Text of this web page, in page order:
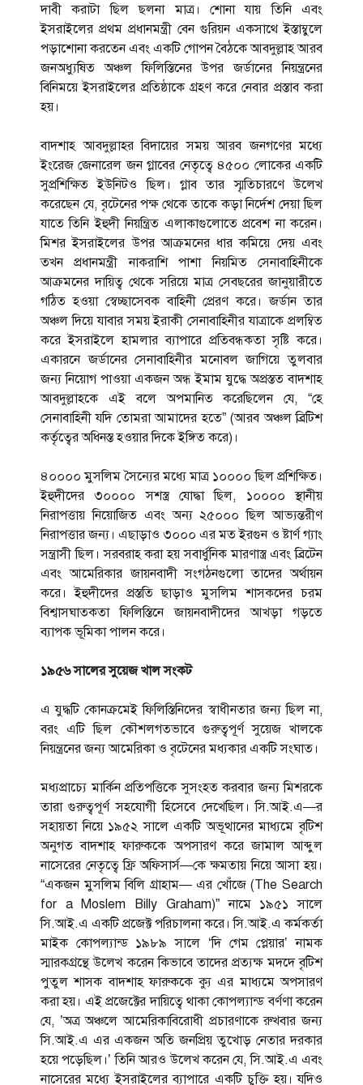
দাবী করাটা ছিল ছলনা মাত্র। শোনা যায় তিনি এবং
ইসরাইলের প্রথম প্রধানমন্ত্রী বেন গুরিয়ন একসাথে ইস্তাম্বুলে
পড়াশোনা করতেন এবং একটি গোপন বৈঠকে আবদুল্লাহ আরব
জনঅধ্যুষিত অঞ্চল ফিলিস্তিনের উপর জর্ডানের নিয়ন্ত্রনের
বিনিময়ে ইসরাইলের প্রতিষ্ঠাকে গ্রহণ করে নেবার প্রস্তাব করা
হয়।
বাদশাহ আবদুল্লাহর বিদায়ের সময় আরব জনগণের মধ্যে
ইংরেজ জেনারেল জন গ্লাবের নেতৃত্বে ৪৫০০ লোকের একটি
সুপ্রশিক্ষিত ইউনিটও ছিল। গ্লাব তার স্মৃতিচারণে উলে­খ
করেছেন যে, বৃটেনের পক্ষ থেকে তাকে কড়া নির্দেশ দেয়া ছিল
যাতে তিনি ইহুদী নিয়ন্ত্রিত এলাকাগুলোতে প্রবেশ না করেন।
মিশর ইসরাইলের উপর আক্রমনের ধার কমিয়ে দেয় এবং
তখন প্রধানমন্ত্রী নাকরাশি পাশা নিয়মিত সেনাবাহিনীকে
আক্রমনের দায়িত্ব থেকে সরিয়ে মাত্র সেবছরের জানুয়ারীতে
গঠিত হওয়া স্বেচ্ছাসেবক বাহিনী প্রেরণ করে। জর্ডান তার
অঞ্চল দিয়ে যাবার সময় ইরাকী সেনাবাহিনীর যাত্রাকে প্রলম্বিত
করে ইসরাইলে হামলার ব্যাপারে প্রতিবন্ধকতা সৃষ্টি করে।
একারনে জর্ডানের সেনাবাহিনীর মনোবল জাগিয়ে তুলবার
জন্য নিয়োগ পাওয়া একজন অন্ধ ইমাম যুদ্ধে অপ্রস্তত বাদশাহ
আবদুল্লাহকে এই বলে অপমানিত করেছিলেন যে, “হে
সেনাবাহিনী যদি তোমরা আমাদের হতে” (আরব অঞ্চল ব্রিটিশ
কর্তৃত্বের অধিনস্ত হওয়ার দিকে ইঙ্গিত করে)।
৪০০০০ মুসলিম সৈন্যের মধ্যে মাত্র ১০০০০ ছিল প্রশিক্ষিত।
ইহুদীদের ৩০০০০ সশস্ত্র যোদ্ধা ছিল, ১০০০০ স্থানীয়
নিরাপত্তায় নিয়োজিত এবং অন্য ২৫০০০ ছিল আভ্যন্তরীণ
নিরাপত্তার জন্য। এছাড়াও ৩০০০ এর মত ইরগুন ও ষ্টার্ণ গ্যাং
সন্ত্রাসী ছিল। সরবরাহ করা হয় সবার্ধুনিক মারণাস্ত্র এবং ব্রিটেন
এবং আমেরিকার জায়নবাদী সংগঠনগুলো তাদের অর্থায়ন
করে। ইহুদীদের প্রস্ততি ছাড়াও মুসলিম শাসকদের চরম
বিশ্বাসঘাতকতা ফিলিস্তিনে জায়নবাদীদের আখড়া গড়তে
ব্যাপক ভূমিকা পালন করে।
১৯৫৬ সালের সুয়েজ খাল সংকট
এ যুদ্ধটি কোনক্রমেই ফিলিস্তিনিদের স্বাধীনতার জন্য ছিল না,
বরং এটি ছিল কৌশলগতভাবে গুরুত্বপূর্ণ সুয়েজ খালকে
নিয়ন্ত্রনের জন্য আমেরিকা ও বৃটেনের মধ্যকার একটি সংঘাত।
মধ্যপ্রাচ্যে মার্কিন প্রতিপত্তিকে সুসংহত করবার জন্য মিশরকে
তারা গুরুত্বপূর্ণ সহযোগী হিসেবে দেখেছিল। সি.আই.এ—র
সহায়তা নিয়ে ১৯৫২ সালে একটি অভূত্থানের মাধ্যমে বৃটিশ
অনুগত বাদশাহ ফারুককে অপসারণ করে জামাল আব্দুল
নাসেরের নেতৃত্বে ফ্রি অফিসার্স—কে ক্ষমতায় নিয়ে আসা হয়।
“একজন মুসলিম বিলি গ্রাহাম— এর খোঁজে (The Search
for a Moslem Billy Graham)” নামে ১৯৫১ সালে
সি.আই.এ একটি প্রজেক্ট পরিচালনা করে। সি.আই.এ কর্মকর্তা
মাইক কোপল্যান্ড ১৯৮৯ সালে ‘দি গেম প্লেয়ার’ নামক
স্মারকগ্রন্থে উলে­খ করেন কিভাবে তাদের প্রত্যক্ষ মদদে বৃটিশ
পুতুল শাসক বাদশাহ ফারুককে ক্যু এর মাধ্যমে অপসারণ
করা হয়। এই প্রজেক্টের দায়িত্বে থাকা কোপল্যান্ড বর্ণণা করেন
যে, ’অত্র অঞ্চলে আমেরিকাবিরোধী প্রচারণাকে রুখবার জন্য
সি.আই.এ এর একজন অতি জনপ্রিয় তুখোড় নেতার দরকার
হয়ে পড়েছিল।’ তিনি আরও উলে­খ করেন যে, সি.আই.এ এবং
নাসেরের মধ্যে ইসরাইলের ব্যাপারে একটি চুক্তি হয়। যদিও